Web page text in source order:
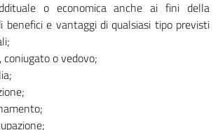
o economica anche ai fini della
benefici e vantaggi di qualsiasi tipo previsti
o vedovo;